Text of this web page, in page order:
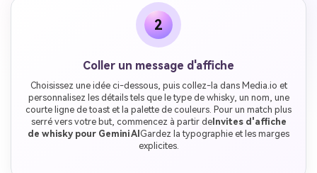
2
Coller un message d'affiche
Choisissez une idée ci-dessous, puis collez-la dans Media.io et
personnalisez les détails tels que le type de whisky, un nom, une
courte ligne de toast et la palette de couleurs. Pour un match plus
serré vers votre but, commencez à partir deInvites d'affiche
de whisky pour Gemini AI Gardez la typographie et les marges
explicites.